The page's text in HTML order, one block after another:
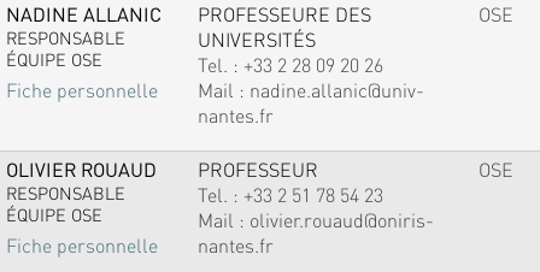
NADINE ALLANIC
RESPONSABLE
ÉQUIPE OSE
Fiche personnelle
PROFESSEURE DES
UNIVERSITÉS
Tel. : +33 2 28 09 20 26
Mail : nadine.allanic@univ-
nantes.fr
OSE
OLIVIER ROUAUD
RESPONSABLE
ÉQUIPE OSE
Fiche personnelle
PROFESSEUR
Tel. : +33 2 51 78 54 23
Mail : olivier.rouaud@oniris-
nantes.fr
OSE